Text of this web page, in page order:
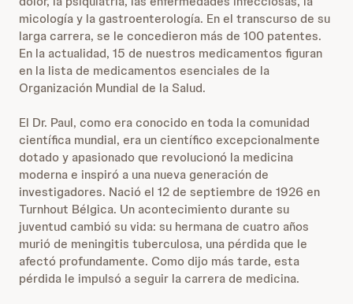
micología y la gastroenterología. En el transcurso de su
larga carrera, se le concedieron más de 100 patentes.
En la actualidad, 15 de nuestros medicamentos figuran
en la lista de medicamentos esenciales de la
Organización Mundial de la Salud.
El Dr. Paul, como era conocido en toda la comunidad
científica mundial, era un científico excepcionalmente
dotado y apasionado que revolucionó la medicina
moderna e inspiró a una nueva generación de
investigadores. Nació el 12 de septiembre de 1926 en
Turnhout Bélgica. Un acontecimiento durante su
juventud cambió su vida: su hermana de cuatro años
murió de meningitis tuberculosa, una pérdida que le
afectó profundamente. Como dijo más tarde, esta
pérdida le impulsó a seguir la carrera de medicina.